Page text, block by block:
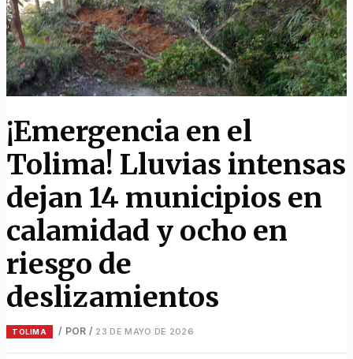
¡Emergencia en el
Tolima! Lluvias intensas
dejan 14 municipios en
calamidad y ocho en
riesgo de
deslizamientos
TOLIMA / POR / 23 DE MAYO DE 2026